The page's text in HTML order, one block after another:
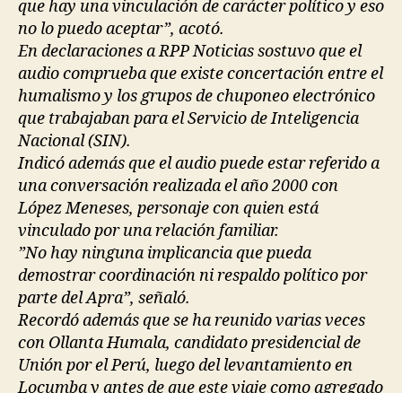
que hay una vinculación de carácter político y eso
no lo puedo aceptar”, acotó.
En declaraciones a RPP Noticias sostuvo que el
audio comprueba que existe concertación entre el
humalismo y los grupos de chuponeo electrónico
que trabajaban para el Servicio de Inteligencia
Nacional (SIN).
Indicó además que el audio puede estar referido a
una conversación realizada el año 2000 con
López Meneses, personaje con quien está
vinculado por una relación familiar.
”No hay ninguna implicancia que pueda
demostrar coordinación ni respaldo político por
parte del Apra”, señaló.
Recordó además que se ha reunido varias veces
con Ollanta Humala, candidato presidencial de
Unión por el Perú, luego del levantamiento en
Locumba y antes de que este viaje como agregado